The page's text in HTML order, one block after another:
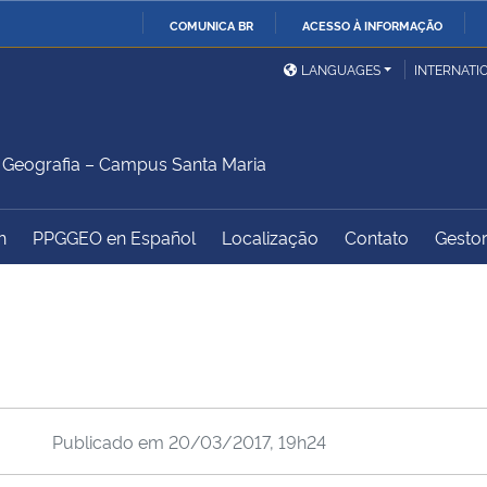
COMUNICA BR ACESSO À INFORMAÇÃO
Ministério da Defesa
Ministério das Relações
Exteriores
Ministério do
Controladoria-Geral da
LANGUAGES
– Campus Santa Maria
PPGGEO en Español Localização Contato
Publicado em 20/03/2017, 19h24